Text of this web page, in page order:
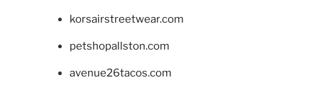
korsairstreetwear.com
petshopallston.com
avenue26tacos.com